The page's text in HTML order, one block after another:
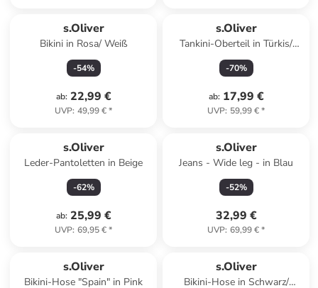
s.Oliver
Bikini in Rosa/ Weiß
-54%
ab: 22,99 €
UVP: 49,99 €*
s.Oliver
Tankini-Oberteil in Türkis/
Blau
-70%
ab: 17,99 €
UVP: 59,99 €*
s.Oliver
Leder-Pantoletten in Beige
-62%
ab: 25,99 €
UVP: 69,95 €*
s.Oliver
Jeans - Wide leg - in Blau
-52%
32,99 €
UVP: 69,99 €*
s.Oliver
Bikini-Hose "Spain" in Pink
s.Oliver
Bikini-Hose in Schwarz/